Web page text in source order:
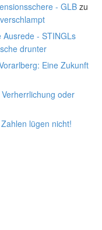
- GLB zu
Ausrede - STINGLs
drunter
Eine Zukunft
oder
Zahlen lügen nicht!